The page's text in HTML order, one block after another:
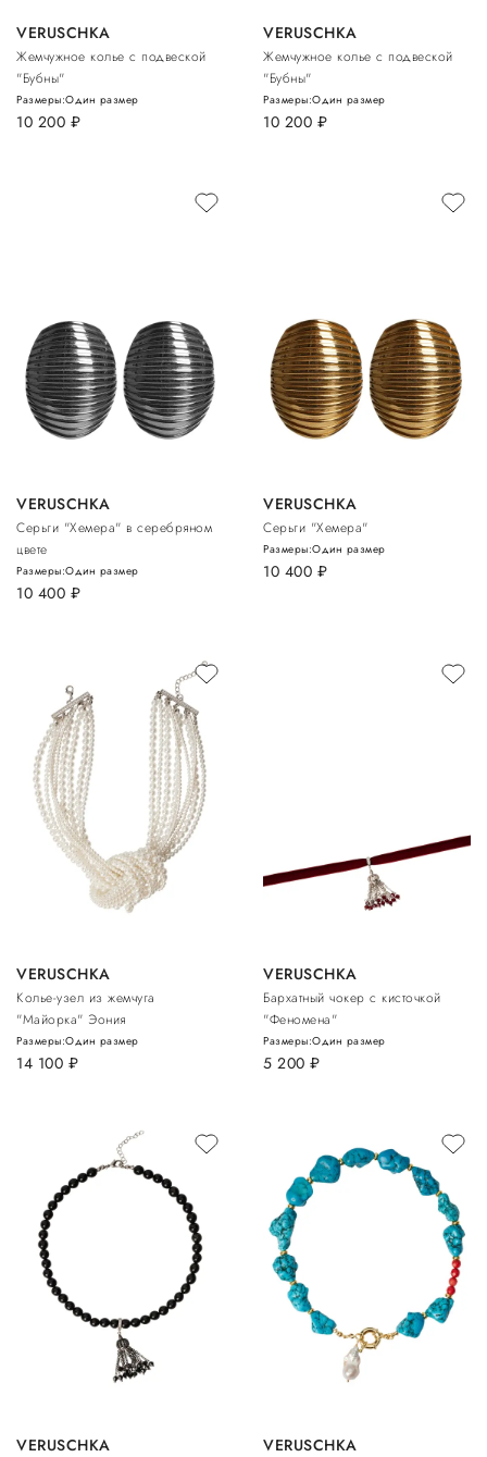
VERUSCHKA
Жемчужное колье с подвеской
"Бубны"
10 200 руб.
Размеры:Один размер
VERUSCHKA
Жемчужное колье с подвеской
"Бубны"
10 200 руб.
Размеры:Один размер
VERUSCHKA
Серьги "Хемера" в серебряном
цвете
10 400 руб.
Размеры:Один размер
VERUSCHKA
Серьги "Хемера"
10 400 руб.
Размеры:Один размер
VERUSCHKA
Колье-узел из жемчуга
"Майорка" Эония
14 100 руб.
Размеры:Один размер
VERUSCHKA
Бархатный чокер с кисточкой
"Феномена"
5 200 руб.
Размеры:Один размер
VERUSCHKA VERUSCHKA